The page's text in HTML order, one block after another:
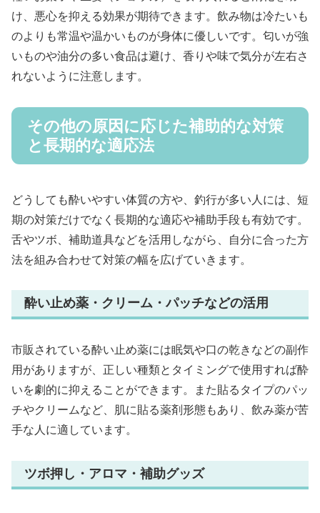
け、悪心を抑える効果が期待できます。飲み物は冷たいも
のよりも常温や温かいものが身体に優しいです。匂いが強
いものや油分の多い食品は避け、香りや味で気分が左右さ
れないように注意します。
その他の原因に応じた補助的な対策
と長期的な適応法
どうしても酔いやすい体質の方や、釣行が多い人には、短
期の対策だけでなく長期的な適応や補助手段も有効です。
舌やツボ、補助道具などを活用しながら、自分に合った方
法を組み合わせて対策の幅を広げていきます。
酔い止め薬・クリーム・パッチなどの活用
市販されている酔い止め薬には眠気や口の乾きなどの副作
用がありますが、正しい種類とタイミングで使用すれば酔
いを劇的に抑えることができます。また貼るタイプのパッ
チやクリームなど、肌に貼る薬剤形態もあり、飲み薬が苦
手な人に適しています。
ツボ押し・アロマ・補助グッズ